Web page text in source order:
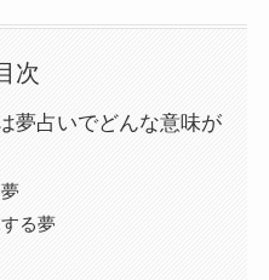
次
夢占いでどんな意味が
る夢